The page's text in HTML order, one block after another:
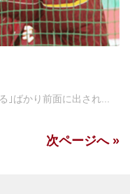
｣ばかり前面に出され...
次ページへ »